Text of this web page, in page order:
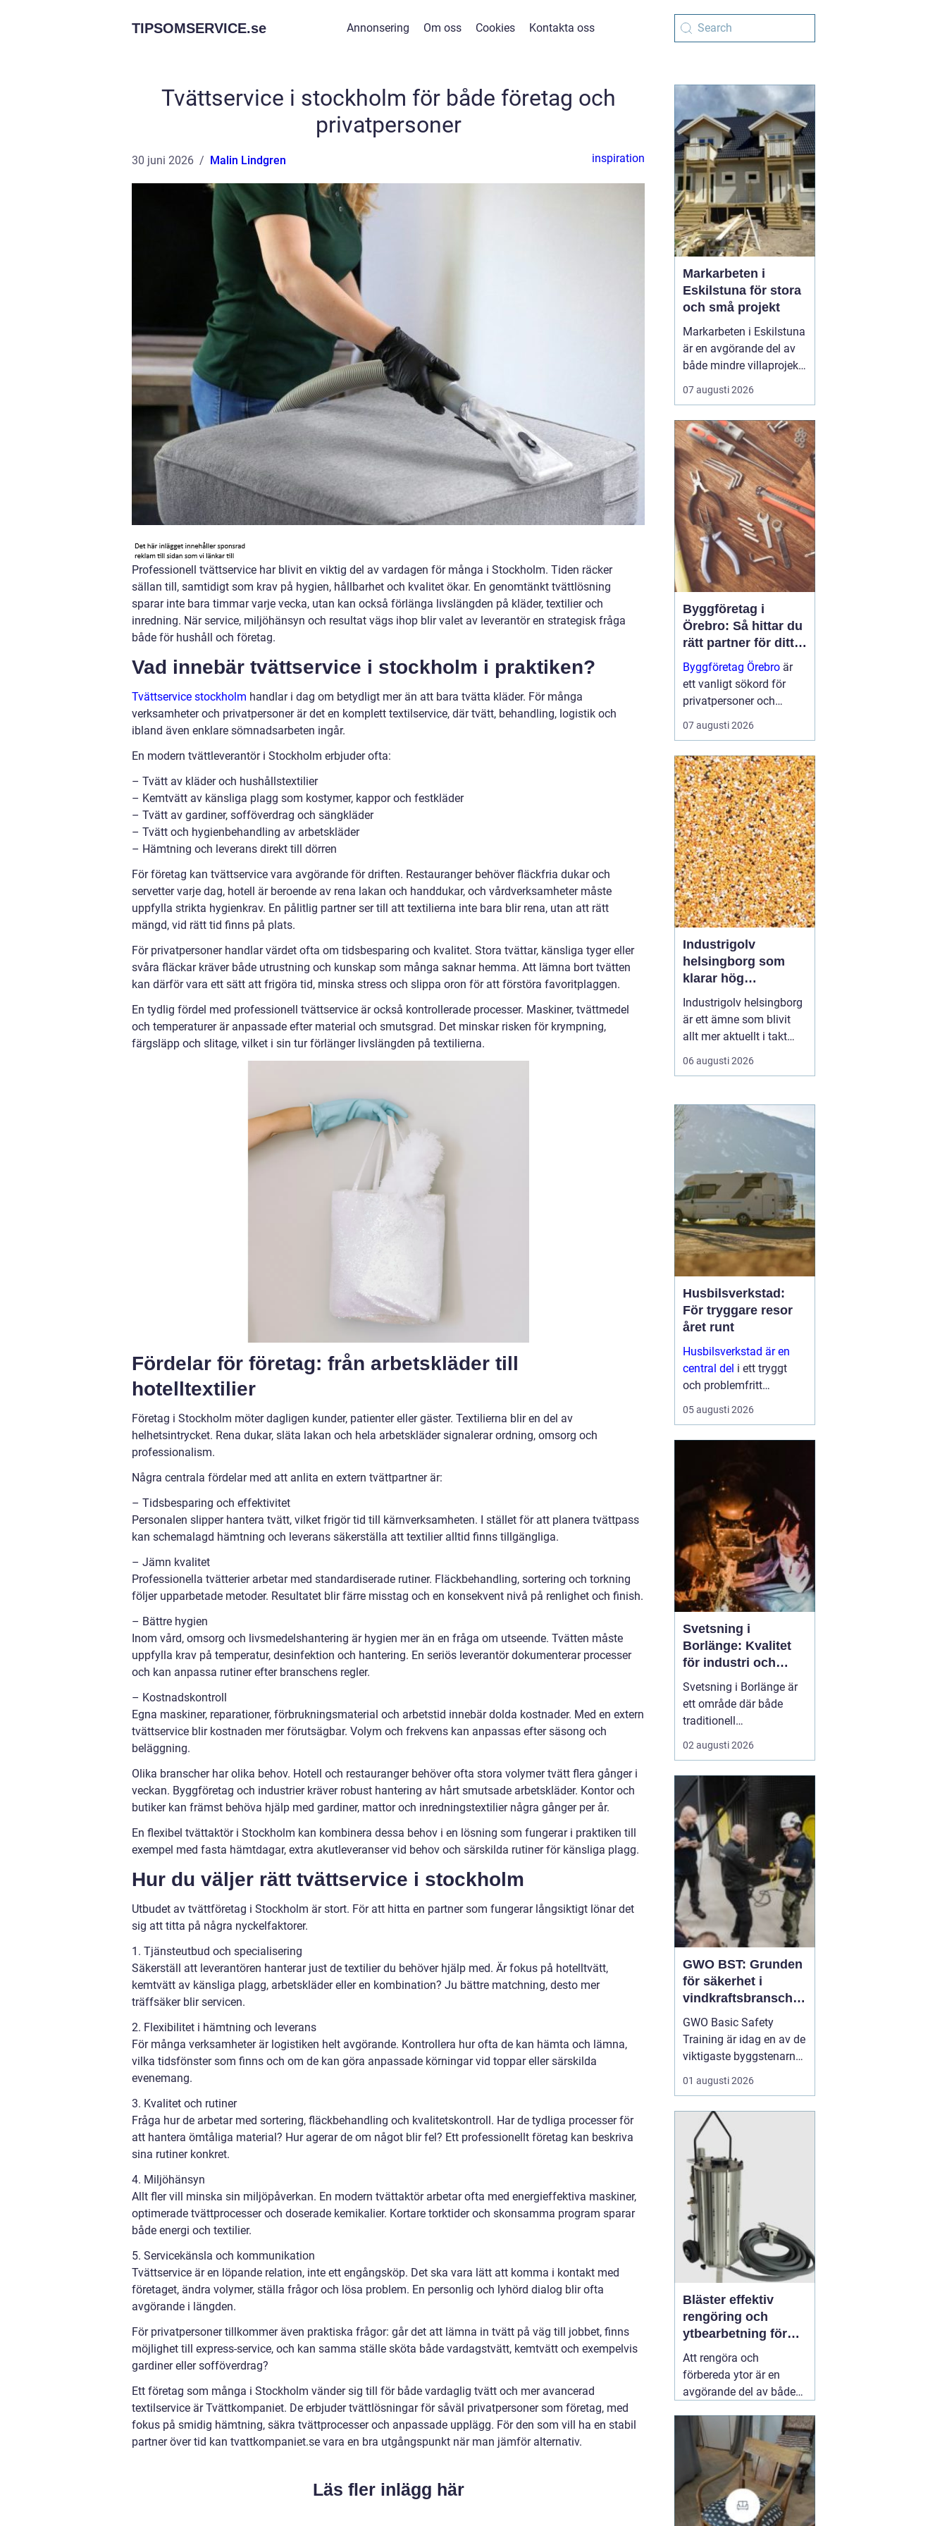
TIPSOMSERVICE.se Annonsering Om oss Cookies Kontakta oss
Tvättservice i stockholm för både företag och
privatpersoner
30 juni 2026 Malin Lindgren inspiration
Professionell tvättservice har blivit en viktig del av vardagen för många i Stockholm. Tiden räcker
sällan till, samtidigt som krav på hygien, hållbarhet och kvalitet ökar. En genomtänkt tvättlösning
sparar inte bara timmar varje vecka, utan kan också förlänga livslängden på kläder, textilier och
inredning. När service, miljöhänsyn och resultat vägs ihop blir valet av leverantör en strategisk fråga
både för hushåll och företag.
Vad innebär tvättservice i stockholm i praktiken?
Tvättservice stockholm handlar i dag om betydligt mer än att bara tvätta kläder. För många
verksamheter och privatpersoner är det en komplett textilservice, där tvätt, behandling, logistik och
ibland även enklare sömnadsarbeten ingår.
En modern tvättleverantör i Stockholm erbjuder ofta:
– Tvätt av kläder och hushållstextilier
– Kemtvätt av känsliga plagg som kostymer, kappor och festkläder
– Tvätt av gardiner, sofföverdrag och sängkläder
– Tvätt och hygienbehandling av arbetskläder
– Hämtning och leverans direkt till dörren
För företag kan tvättservice vara avgörande för driften. Restauranger behöver fläckfria dukar och
servetter varje dag, hotell är beroende av rena lakan och handdukar, och vårdverksamheter måste
uppfylla strikta hygienkrav. En pålitlig partner ser till att textilierna inte bara blir rena, utan att rätt
mängd, vid rätt tid finns på plats.
För privatpersoner handlar värdet ofta om tidsbesparing och kvalitet. Stora tvättar, känsliga tyger eller
svåra fläckar kräver både utrustning och kunskap som många saknar hemma. Att lämna bort tvätten
kan därför vara ett sätt att frigöra tid, minska stress och slippa oron för att förstöra favoritplaggen.
En tydlig fördel med professionell tvättservice är också kontrollerade processer. Maskiner, tvättmedel
och temperaturer är anpassade efter material och smutsgrad. Det minskar risken för krympning,
färgsläpp och slitage, vilket i sin tur förlänger livslängden på textilierna.
Fördelar för företag: från arbetskläder till
hotelltextilier
Företag i Stockholm möter dagligen kunder, patienter eller gäster. Textilierna blir en del av
helhetsintrycket. Rena dukar, släta lakan och hela arbetskläder signalerar ordning, omsorg och
professionalism.
Några centrala fördelar med att anlita en extern tvättpartner är:
– Tidsbesparing och effektivitet
Personalen slipper hantera tvätt, vilket frigör tid till kärnverksamheten. I stället för att planera tvättpass
kan schemalagd hämtning och leverans säkerställa att textilier alltid finns tillgängliga.
– Jämn kvalitet
Professionella tvätterier arbetar med standardiserade rutiner. Fläckbehandling, sortering och torkning
följer upparbetade metoder. Resultatet blir färre misstag och en konsekvent nivå på renlighet och finish.
– Bättre hygien
Inom vård, omsorg och livsmedelshantering är hygien mer än en fråga om utseende. Tvätten måste
uppfylla krav på temperatur, desinfektion och hantering. En seriös leverantör dokumenterar processer
och kan anpassa rutiner efter branschens regler.
– Kostnadskontroll
Egna maskiner, reparationer, förbrukningsmaterial och arbetstid innebär dolda kostnader. Med en extern
tvättservice blir kostnaden mer förutsägbar. Volym och frekvens kan anpassas efter säsong och
beläggning.
Olika branscher har olika behov. Hotell och restauranger behöver ofta stora volymer tvätt flera gånger i
veckan. Byggföretag och industrier kräver robust hantering av hårt smutsade arbetskläder. Kontor och
butiker kan främst behöva hjälp med gardiner, mattor och inredningstextilier några gånger per år.
En flexibel tvättaktör i Stockholm kan kombinera dessa behov i en lösning som fungerar i praktiken till
exempel med fasta hämtdagar, extra akutleveranser vid behov och särskilda rutiner för känsliga plagg.
Hur du väljer rätt tvättservice i stockholm
Utbudet av tvättföretag i Stockholm är stort. För att hitta en partner som fungerar långsiktigt lönar det
sig att titta på några nyckelfaktorer.
1. Tjänsteutbud och specialisering
Säkerställ att leverantören hanterar just de textilier du behöver hjälp med. Är fokus på hotelltvätt,
kemtvätt av känsliga plagg, arbetskläder eller en kombination? Ju bättre matchning, desto mer
träffsäker blir servicen.
2. Flexibilitet i hämtning och leverans
För många verksamheter är logistiken helt avgörande. Kontrollera hur ofta de kan hämta och lämna,
vilka tidsfönster som finns och om de kan göra anpassade körningar vid toppar eller särskilda
evenemang.
3. Kvalitet och rutiner
Fråga hur de arbetar med sortering, fläckbehandling och kvalitetskontroll. Har de tydliga processer för
att hantera ömtåliga material? Hur agerar de om något blir fel? Ett professionellt företag kan beskriva
sina rutiner konkret.
4. Miljöhänsyn
Allt fler vill minska sin miljöpåverkan. En modern tvättaktör arbetar ofta med energieffektiva maskiner,
optimerade tvättprocesser och doserade kemikalier. Kortare torktider och skonsamma program sparar
både energi och textilier.
5. Servicekänsla och kommunikation
Tvättservice är en löpande relation, inte ett engångsköp. Det ska vara lätt att komma i kontakt med
företaget, ändra volymer, ställa frågor och lösa problem. En personlig och lyhörd dialog blir ofta
avgörande i längden.
För privatpersoner tillkommer även praktiska frågor: går det att lämna in tvätt på väg till jobbet, finns
möjlighet till express-service, och kan samma ställe sköta både vardagstvätt, kemtvätt och exempelvis
gardiner eller sofföverdrag?
Ett företag som många i Stockholm vänder sig till för både vardaglig tvätt och mer avancerad
textilservice är Tvättkompaniet. De erbjuder tvättlösningar för såväl privatpersoner som företag, med
fokus på smidig hämtning, säkra tvättprocesser och anpassade upplägg. För den som vill ha en stabil
partner över tid kan tvattkompaniet.se vara en bra utgångspunkt när man jämför alternativ.
Läs fler inlägg här
Markarbeten i
Eskilstuna för stora
och små projekt
Markarbeten i Eskilstuna
är en avgörande del av
både mindre villaprojekt
och större
byggsatsningar, och rätt
en stabil grund för allt
som ska byggas
ovanpå. När marken
förbere...
07 augusti 2026
Byggföretag i
Örebro: Så hittar du
rätt partner för ditt
projekt
Byggföretag Örebro är
ett vanligt sökord för
privatpersoner och
företag som planerar att
bygga nytt, renovera eller
huset. Många vill ha en
trygg by...
07 augusti 2026
Industrigolv
helsingborg som
klarar hög
belastning och tuffa
krav
Industrigolv helsingborg
är ett ämne som blivit
allt mer aktuellt i takt
med att fler
verksamheter söker
lättskötta golvlösningar.
I moderna
produktionsmiljöer
behöver golvet vara mer
än bara en slityta. Golvet
ska tåla tung trafi...
06 augusti 2026
Husbilsverkstad:
För tryggare resor
året runt
Husbilsverkstad är en
central del i ett tryggt
och problemfritt
husbilsliv. När en husbil
används som både
05 augusti 2026
Svetsning i
Borlänge: Kvalitet
för industri och
konstruktion
Svetsning i Borlänge är
ett område där både
traditionell
verkstadsindustri och
moderna
möts. I takt med att
kraven på hållbara
lösningar och hög
produktionssäkerhet ö...
02 augusti 2026
GWO BST: Grunden
för säkerhet i
vindkraftsbransche
n
GWO Basic Safety
Training är idag en av de
viktigaste byggstenarna
för alla som vill arbeta
professionellt inom
skapar en gemensam
säkerhetsnivå i en
bransch där jobbet ofta
sker långt frå...
01 augusti 2026
Bläster effektiv
rengöring och
ytbearbetning för
proffs och
hantverkare
Att rengöra och
förbereda ytor är en
avgörande del av både
renovering. Färg, rost,
smuts och gamla
beläggningar gör att
material åldras snabbare
och försämrar
slutresultatet vid